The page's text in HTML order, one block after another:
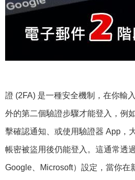
證 (2FA) 是一種安全機制，在你輸
外的第二個驗證步驟才能登入，例
擊確認通知、或使用驗證器 App，
帳密被盜用後仍能登入。這通常透
Google、Microsoft）設定，當你在